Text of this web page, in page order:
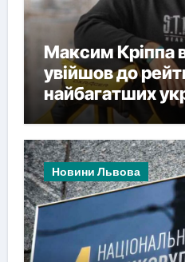
Максим Кріппа
увійшов до
найбагатших
Новини Львова